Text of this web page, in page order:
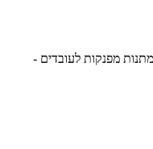
לעובדים -